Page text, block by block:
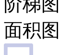
阶梯图
面积图